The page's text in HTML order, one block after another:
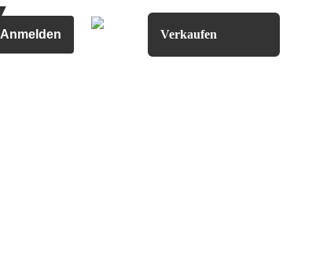
Anmelden Verkaufen